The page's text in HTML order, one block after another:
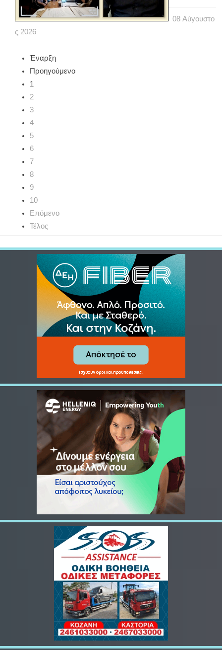
08 Αύγουστο
ς 2026
Έναρξη
Προηγούμενο
1
2
3
4
5
6
7
8
9
10
Επόμενο
Τέλος